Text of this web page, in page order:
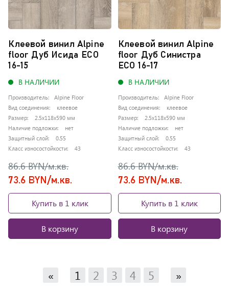
Клеевой винил Alpine
floor Дуб Исида ЕСО
16-15
В НАЛИЧИИ
Производитель:
Alpine Floor
Вид соединения:
клеевое
Размер:
2.5x118x590 мм
Наличие подложки:
нет
Защитный слой:
0.55
Класс износостойкости:
43
86.6 BYN/м.кв.
73.6 BYN/м.кв.
Купить в 1 клик
В корзину
Клеевой винил Alpine
floor Дуб Синистра
ЕСО 16-17
В НАЛИЧИИ
Производитель:
Alpine Floor
Вид соединения:
клеевое
Размер:
2.5x118x590 мм
Наличие подложки:
нет
Защитный слой:
0.55
Класс износостойкости:
43
86.6 BYN/м.кв.
73.6 BYN/м.кв.
Купить в 1 клик
В корзину
« 1 2 3 4 5 »